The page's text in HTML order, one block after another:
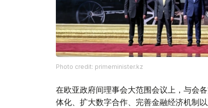
Photo credit: primeminister.kz
在欧亚政府间理事会大范围会议上，与会
体化、扩大数字合作、完善金融经济机制